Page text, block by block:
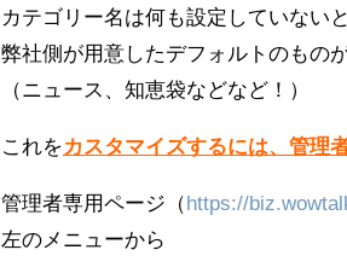
カテゴリー名は何も設定していないと
弊社側が用意したデフォルトのもの
（ニュース、知恵袋などなど！）
これをカスタマイズするには、管理
管理者専用ページ（https://
左のメニューから